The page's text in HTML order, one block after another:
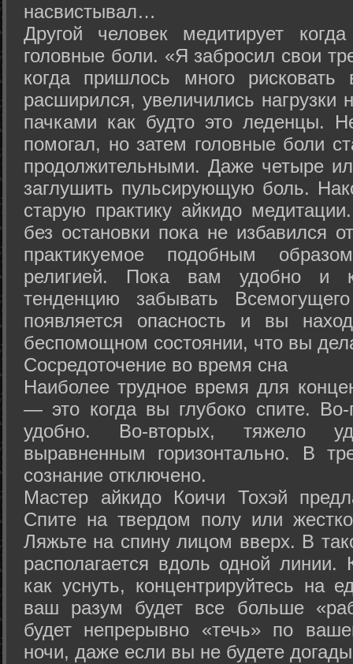
насвистывал…
Другой человек медитирует
головные боли. «Я забросил свои
когда пришлось много
расширился, увеличились нагрузки
пачками как будто это леденцы.
помогал, но затем головные боли
продолжительными. Даже четыре
заглушить пульсирующую боль.
старую практику айкидо
без остановки пока не избавился
практикуемое подобным
религией. Пока вам удобно и
тенденцию забывать
появляется опасность и вы
беспомощном состоянии, что вы
Сосредоточение во время сна
Наиболее трудное время для
— это когда вы глубоко спите.
удобно. Во-вторых, тяжело
выравненным горизонтально. В
сознание отключено.
Мастер айкидо Коичи Тохэй
Спите на твердом полу или
Ляжьте на спину лицом вверх. В
располагается вдоль одной
как уснуть, концентрируйтесь на
ваш разум будет все больше
будет непрерывно «течь» по
ночи, даже если вы не будете